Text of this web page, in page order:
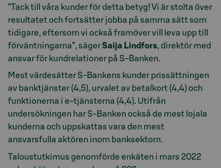
”Tack till våra kunder för detta betyg! Vi är stolta över
resultatet och fortsätter jobba på samma sätt som
tidigare, eftersom vi också framöver vill leva upp till
förväntningarna”, sägerSaija Lindfors, direktör med
ansvar för kundrelationer på S-Banken.
Mest värdesätter S-Bankens kunder prissättningen
av banktjänster (4,5), urvalet av betalkort (4,4) och
funktionerna i e-tjänsterna (4,4). Utifrån
undersökningen har S-Banken också de mest lojala
kunderna och uppskattas vara den mest
ansvarsfulla aktören inom banksektorn.
Taloustutkimus genomförde enkäten i mars 2022